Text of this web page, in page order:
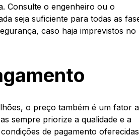
Consulte o engenheiro ou o
seja suficiente para todas as
caso haja imprevistos no
o preço também é um fator
sempre priorize a qualidade e a
de pagamento